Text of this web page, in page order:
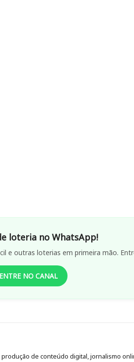
loteria no WhatsApp!
e outras loterias em primeira mão.
ENTRE NO CANAL
de conteúdo digital, jornalismo